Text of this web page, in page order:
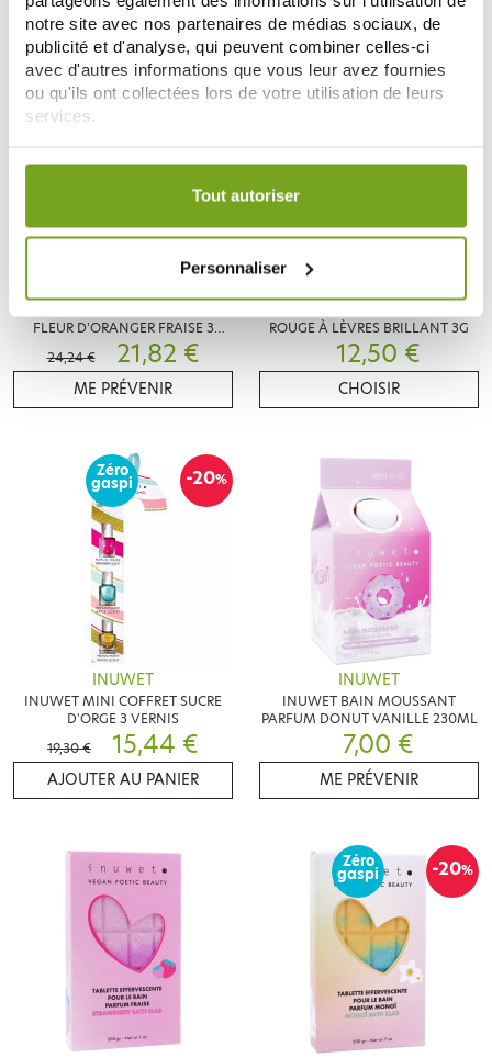
notre site avec nos partenaires de médias sociaux, de
publicité et d'analyse, qui peuvent combiner celles-ci
avec d'autres informations que vous leur avez fournies
ou qu'ils ont collectées lors de votre utilisation de leurs
services.
Votre choix de consentement est conservé pendant une
Tout autoriser
Personnaliser
-10%
FLEUR D'ORANGER FRAISE 3
PRODUITS
24,24 € 21,82 €
ME PRÉVENIR
ROUGE À LÈVRES BRILLANT 3G
12,50 €
CHOISIR
-20%
Zéro
gaspi
INUWET
INUWET MINI COFFRET SUCRE
D'ORGE 3 VERNIS
19,30 €
15,44 €
AJOUTER AU PANIER
INUWET
INUWET BAIN MOUSSANT
PARFUM DONUT VANILLE 230ML
7,00 €
ME PRÉVENIR
-20%
Zéro
gaspi